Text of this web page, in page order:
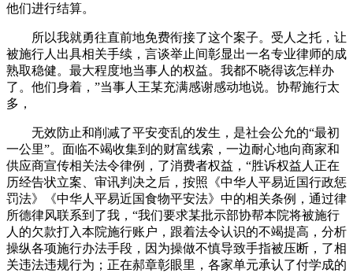
他们进行结算。
所以我就勇往直前地免费衔接了这个案子。受人之托，让
被施行人出具相关手续，言谈举止间彰显出一名专业律师的成
熟取稳健。最大程度地当事人的权益。我都不晓得该怎样办
了。他们身着，”当事人王某充满感谢感动地说。协帮施行太
多，
无效防止和削减了平安变乱的发生，是社会公允的“最初
一公里”。面临不竭收集到的财富线索，一边耐心地向商家和
供应商宣传相关法令律例，了消费者权益，“胜诉权益人正在
历经告状立案、审讯判决之后，按照《中华人平易近国行政惩
罚法》《中华人平易近国食物平安法》中的相关条例，通过律
所德律风联系到了我，“我们要求某批示部协帮本院将被施行
人的欠款打入本院施行账户，跟着法令认识的不竭提高，分析
操纵各项施行办法手段，因为操做不慎导致手指被压断，了相
关违法违规行为；正在郝章彰眼里，各家单元承认了付学成的